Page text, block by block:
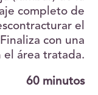
completo de
el
con una
el área tratada.
60 minutos